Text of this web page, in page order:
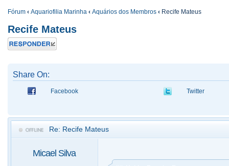
Fórum ‹ Aquariofilia Marinha ‹ Aquários dos Membros ‹ Recife Mateus
Recife Mateus
Responder
Share On:
Facebook Twitter
Re: Recife Mateus
Micael Silva